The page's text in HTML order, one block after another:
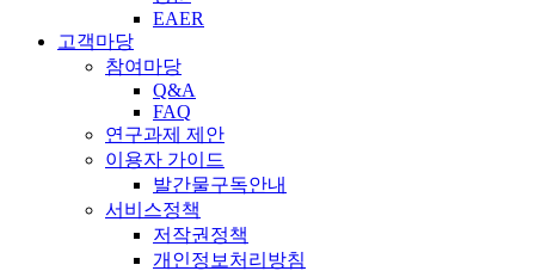
EAER
고객마당
참여마당
Q&A
FAQ
연구과제 제안
이용자 가이드
발간물구독안내
서비스정책
저작권정책
개인정보처리방침